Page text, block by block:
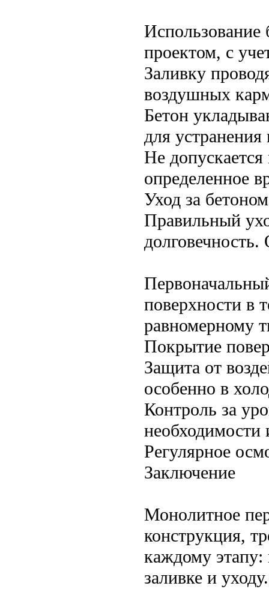
Использование
проектом, с
Заливку
воздушных
Бетон
для устранения
Не
определенное
Уход за бетоном
Правильный
поверхности в
равномерному
Покрытие
Защита от
особенно в
Контроль за
необходимости
Регулярное
Заключение
Монолитное
конструкция,
каждому этапу:
заливке и